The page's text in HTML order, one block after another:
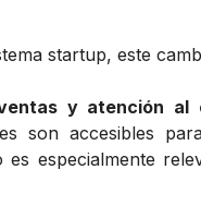
startup, este
y atención al
son accesibles
es especialmente